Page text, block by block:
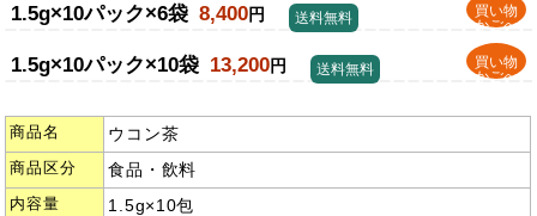
1.5g×10パック×6袋 8,400円
買い物
かごへ
送料無料
1.5g×10パック×10袋 13,200円
買い物
かごへ
送料無料
商品名 ウコン茶
商品区分 食品・飲料
内容量 1.5g×10包